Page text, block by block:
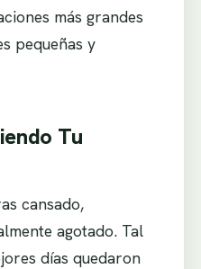
más grandes
pequeñas y
Tu
cansado,
agotado. Tal
días quedaron